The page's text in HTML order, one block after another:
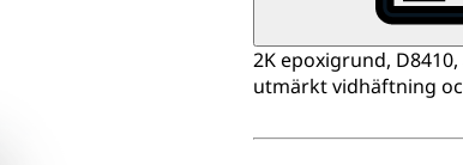
2K epoxigrund,
utmärkt vidhäftning